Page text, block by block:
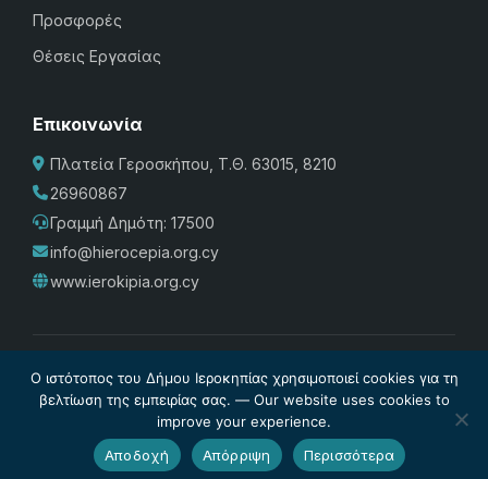
Προσφορές
Θέσεις Εργασίας
Επικοινωνία
Πλατεία Γεροσκήπου, Τ.Θ. 63015, 8210
26960867
Γραμμή Δημότη: 17500
info@hierocepia.org.cy
www.ierokipia.org.cy
Πολιτική Προστασίας · Cookies Διαχείριση Cookies
Χρήσης · Σχέδιο Ισότητας των Φύλων ·Δήλωση
Προσβασιμότητας
© Δήμος Ιεροκηπίας 2026. Powered by
Internetivo
Ο ιστότοπος του Δήμου Ιεροκηπίας χρησιμοποιεί cookies για τη
βελτίωση της εμπειρίας σας. — Our website uses cookies to
improve your experience.
Αποδοχή
Απόρριψη Περισσότερα